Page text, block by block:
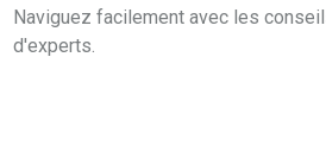
Naviguez facilement avec les
d'experts.